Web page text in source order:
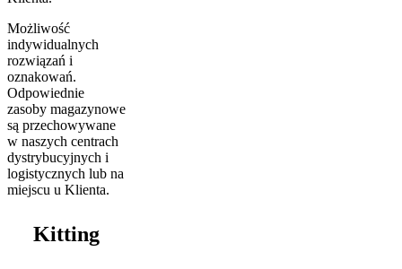
Możliwość
indywidualnych
rozwiązań i
oznakowań.
Odpowiednie
zasoby magazynowe
są przechowywane
w naszych centrach
dystrybucyjnych i
logistycznych lub na
miejscu u Klienta.
Kitting